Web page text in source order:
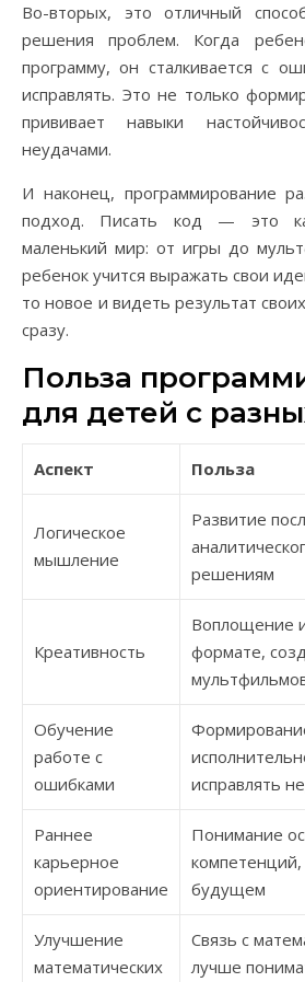
Во-вторых, это отличный
решения проблем. Когда
программу, он сталкивается с
исправлять. Это не только
прививает навыки
неудачами.
И наконец, программирование
подход. Писать код — это
маленький мир: от игры до
ребенок учится выражать свои
то новое и видеть результат
сразу.
Польза
для детей с
Аспект Польза
Логическое
мышление
Развитие
решениям
Креативность
Воплощение
формате,
Обучение
работе с
ошибками
исправлять
Раннее
карьерное
ориентирование
Понимание
будущем
Улучшение
математических
Связь с
лучше